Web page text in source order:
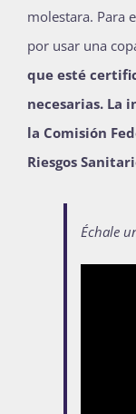
molestara. Para
por usar una
que esté
necesarias. La
la Comisión
Riesgos
Échale